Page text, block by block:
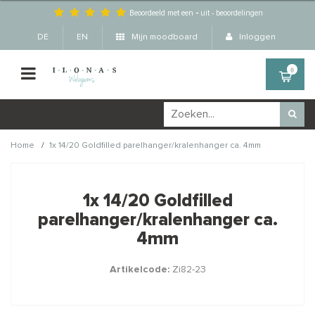
Beoordeeld met een - uit -beoordelingen
DE EN Mijn moodboard Inloggen
0
Home / 1x 14/20 Goldfilled parelhanger/kralenhanger ca. 4mm
producten ook interessant
voor je?
1x 14/20 Goldfilled
parelhanger/kralenhanger ca.
4mm
Artikelcode:Zi82-23